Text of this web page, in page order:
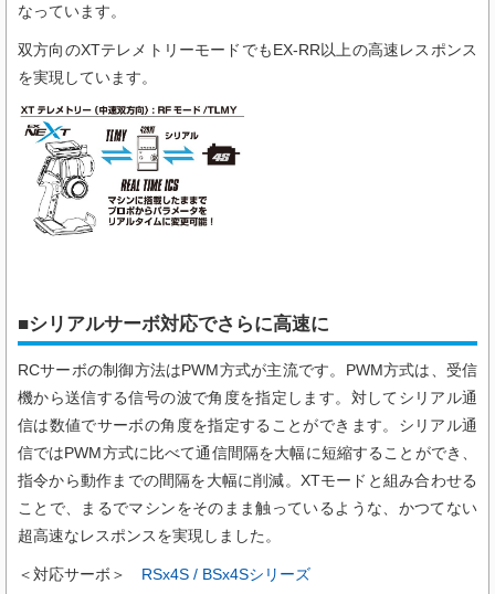
なっています。
双方向のXTテレメトリーモードでもEX-RR以上の高速レスポンス
を実現しています。
■シリアルサーボ対応でさらに高速に
RCサーボの制御方法はPWM方式が主流です。PWM方式は、受信
機から送信する信号の波で角度を指定します。対してシリアル通
信は数値でサーボの角度を指定することができます。シリアル通
信ではPWM方式に比べて通信間隔を大幅に短縮することができ、
指令から動作までの間隔を大幅に削減。XTモードと組み合わせる
ことで、まるでマシンをそのまま触っているような、かつてない
超高速なレスポンスを実現しました。
＜対応サーボ＞ RSx4S / BSx4Sシリーズ